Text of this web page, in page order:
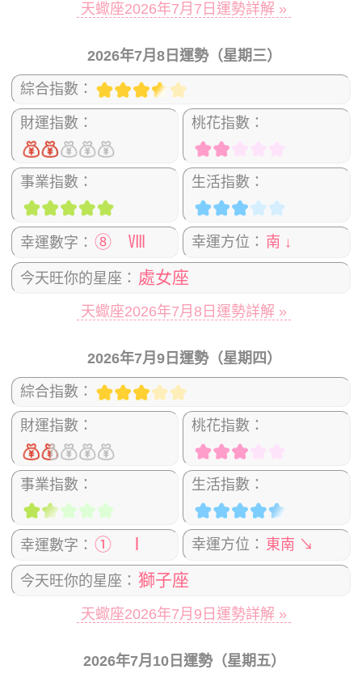
天蠍座2026年7月7日運勢詳解 »
2026年7月8日運勢（星期三）
綜合指數：
財運指數： 桃花指數：
事業指數： 生活指數：
幸運數字： ⑧ Ⅷ 幸運方位： 南 ↓
今天旺你的星座： 處女座
天蠍座2026年7月8日運勢詳解 »
2026年7月9日運勢（星期四）
綜合指數：
財運指數： 桃花指數：
事業指數： 生活指數：
幸運數字： ① Ⅰ 幸運方位： 東南 ↘
今天旺你的星座： 獅子座
天蠍座2026年7月9日運勢詳解 »
2026年7月10日運勢（星期五）